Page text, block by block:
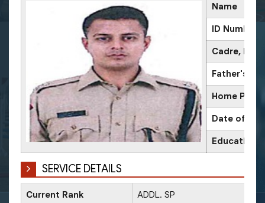
Name
ID Number
Cadre, IPS
Father's
Home Place
Date of
SERVICE DETAILS
Current Rank ADDL. SP